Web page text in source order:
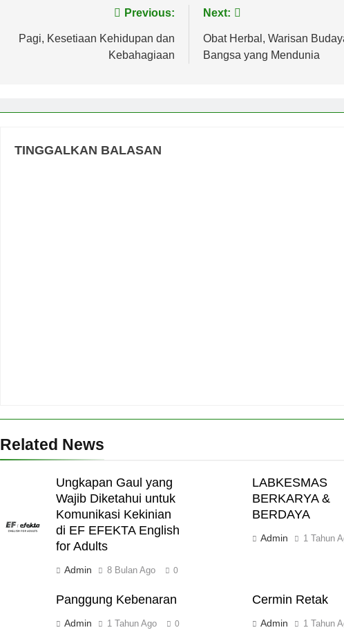
pos
Previous:
Pagi, Kesetiaan Kehidupan dan
Kebahagiaan
Next:
Obat Herbal, Warisan
Bangsa yang Mendunia
TINGGALKAN BALASAN
Related News
Ungkapan Gaul yang
Wajib Diketahui untuk
Komunikasi Kekinian
di EF EFEKTA English
for Adults
Admin 8 Bulan Ago 0
LABKESMAS
BERKARYA &
BERDAYA
Admin 1 Tahun
Panggung Kebenaran
Admin 1 Tahun Ago 0
Cermin Retak
Admin 1 Tahun